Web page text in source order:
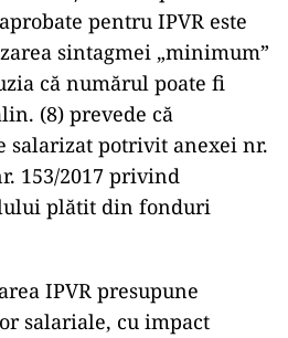
pentru IPVR este
sintagmei „minimum”
că numărul poate fi
(8) prevede că
salarizat potrivit anexei nr.
153/2017 privind
plătit din fonduri
IPVR presupune
salariale, cu impact